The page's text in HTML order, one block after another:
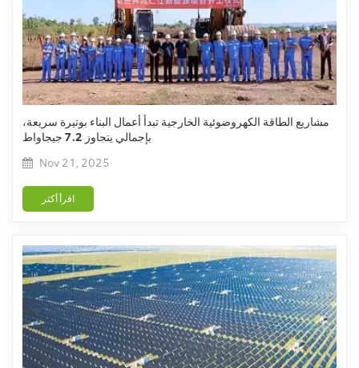
مشاريع الطاقة الكهروضوئية الخارجية تبدأ أعمال البناء بوتيرة سريعة،
بإجمالي يتجاوز 7.2 جيجاواط
Nov 21, 2025
اقرأ أكثر